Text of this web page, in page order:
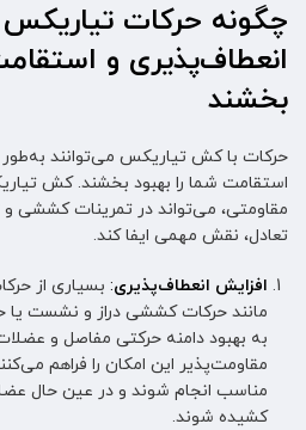
چگونه حرکات تیاریکس
انعطاف‌پذیری و
بخشند
حرکات با کش تیاریکس می‌توانند
استقامت شما را بهبود بخشند. کش
مقاومتی، می‌تواند در تمرینات کششی
تعادل، نقش مهمی ایفا کند.
افزایش انعطاف‌پذیری: بسیاری از
مانند حرکات کششی دراز و نشست یا
به بهبود دامنه حرکتی مفاصل و
مقاومت‌پذیر این امکان را فراهم
مناسب انجام شوند و در عین حال
کشیده شوند.